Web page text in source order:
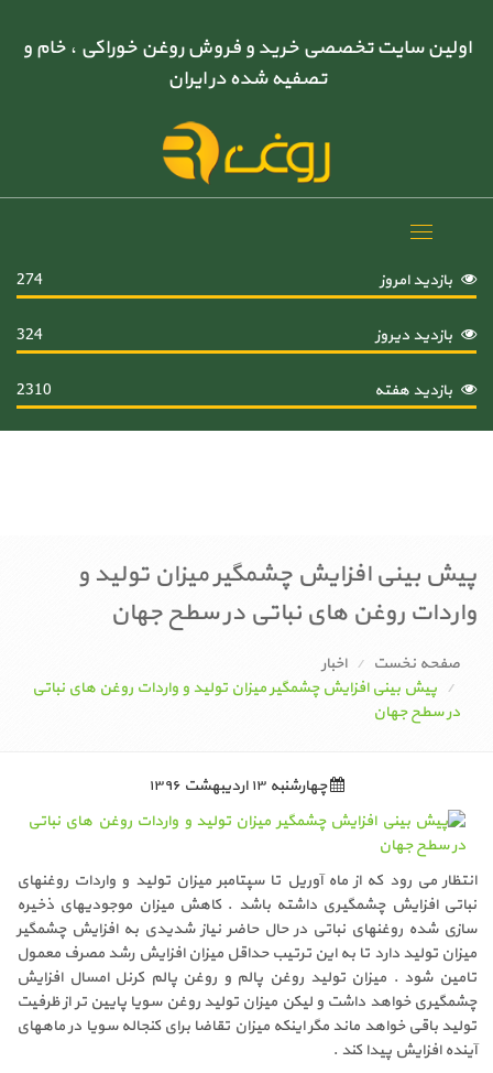
اولین سایت تخصصی خرید و فروش روغن خوراکی ، خام و
تصفیه شده در ایران
Toggle
بازدید امروز
274
بازدید دیروز 324
بازدید هفته 2310
پیش بینی افزایش چشمگیر میزان تولید و
واردات روغن های نباتی در سطح جهان
صفحه نخست
اخبار
پیش بینی افزایش چشمگیر میزان تولید و واردات روغن های نباتی
در سطح جهان
چهارشنبه ۱۳ اردیبهشت ۱۳۹۶
انتظار می رود که از ماه آوریل تا سپتامبر میزان تولید و واردات روغنهای
نباتی افزایش چشمگیری داشته باشد . کاهش میزان موجودیهای ذخیره
سازی شده روغنهای نباتی در حال حاضر نیاز شدیدی به افزایش چشمگیر
میزان تولید دارد تا به این ترتیب حداقل میزان افزایش رشد مصرف معمول
تامین شود . میزان تولید روغن پالم و روغن پالم کرنل امسال افزایش
چشمگیری خواهد داشت و لیکن میزان تولید روغن سویا پایین تر از ظرفیت
تولید باقی خواهد ماند مگر اینکه میزان تقاضا برای کنجاله سویا در ماههای
آینده افزایش پیدا کند .